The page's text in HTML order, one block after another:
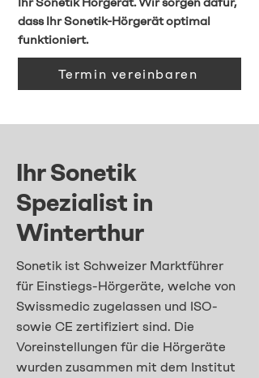
dass Ihr Sonetik-Hörgerät optimal
funktioniert.
Termin vereinbaren
Ihr Sonetik
Spezialist in
Winterthur
​Sonetik ist Schweizer Marktführer
für Einstiegs-Hörgeräte, welche von
Swissmedic zugelassen und ISO-
sowie CE zertifiziert sind. Die
Voreinstellungen für die Hörgeräte
wurden zusammen mit dem Institut